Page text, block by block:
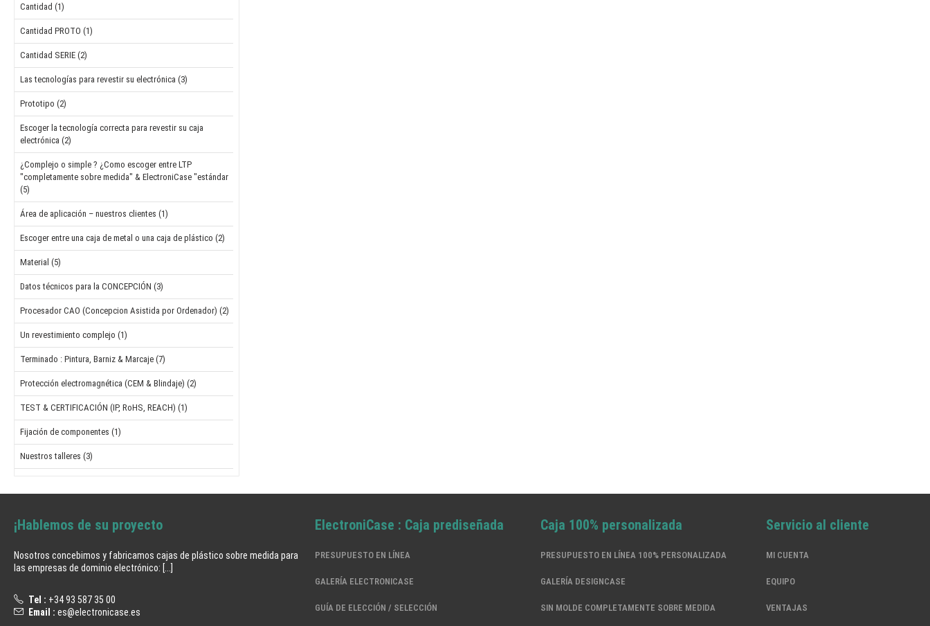
Cantidad (1)
Cantidad PROTO (1)
Cantidad SERIE (2)
Las tecnologías para revestir su electrónica (3)
Prototipo (2)
Escoger la tecnología correcta para revestir su caja
electrónica (2)
¿Complejo o simple ? ¿Como escoger entre LTP
"completamente sobre medida" & ElectroniCase "estándar
(5)
Área de aplicación – nuestros clientes (1)
Escoger entre una caja de metal o una caja de plástico (2)
Material (5)
Datos técnicos para la CONCEPCIÓN (3)
Procesador CAO (Concepcion Asistida por Ordenador) (2)
Un revestimiento complejo (1)
Terminado : Pintura, Barniz & Marcaje (7)
Protección electromagnética (CEM & Blindaje) (2)
TEST & CERTIFICACIÓN (IP, RoHS, REACH) (1)
Fijación de componentes (1)
Nuestros talleres (3)
¡Hablemos de su proyecto
Nosotros concebimos y fabricamos cajas de plástico sobre medida para
las empresas de dominio electrónico: [...]
Tel : +34 93 587 35 00
Email : es@electronicase.es
ElectroniCase : Caja prediseñada
PRESUPUESTO EN LÍNEA
GALERÍA ELECTRONICASE
GUÍA DE ELECCIÓN / SELECCIÓN
Caja 100% personalizada
PRESUPUESTO EN LÍNEA 100% PERSONALIZADA
GALERÍA DESIGNCASE
SIN MOLDE COMPLETAMENTE SOBRE MEDIDA
Servicio al cliente
MI CUENTA
EQUIPO
VENTAJAS